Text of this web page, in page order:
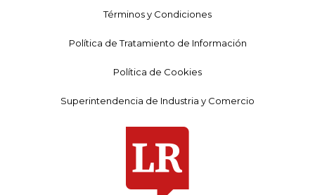
Términos y Condiciones
Política de Tratamiento de Información
Política de Cookies
Superintendencia de Industria y Comercio